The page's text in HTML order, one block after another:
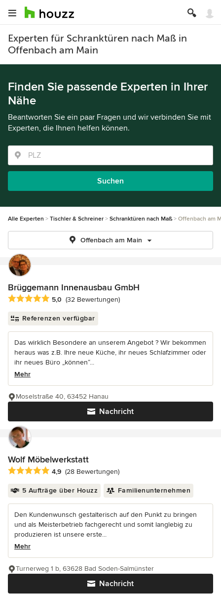
Experten für Schranktüren nach Maß in
Offenbach am Main
Finden Sie passende Experten in Ihrer
Nähe
Beantworten Sie ein paar Fragen und wir verbinden Sie mit
Experten, die Ihnen helfen können.
Suchen
Alle Experten Tischler & Schreiner Schranktüren nach Maß Offenbach am
Offenbach am Main
Brüggemann Innenausbau GmbH
Durchschnittliche Bewertung: 5 von 5 Sternen
5,0 (32 Bewertungen)
Referenzen verfügbar
Das wirklich Besondere an unserem Angebot ? Wir bekommen
heraus was z.B. Ihre neue Küche, ihr neues Schlafzimmer oder
ihr neues Büro „können“...
Mehr
Nachricht
Moselstraße 40, 63452 Hanau
Wolf Möbelwerkstatt
Durchschnittliche Bewertung: 4.9 von 5 Sternen
4,9 (28 Bewertungen)
5 Aufträge über Houzz Familienunternehmen
Den Kundenwunsch gestalterisch auf den Punkt zu bringen
und als Meisterbetrieb fachgerecht und somit langlebig zu
produzieren ist unsere erste...
Mehr
Nachricht
Turnerweg 1 b, 63628 Bad Soden-Salmünster